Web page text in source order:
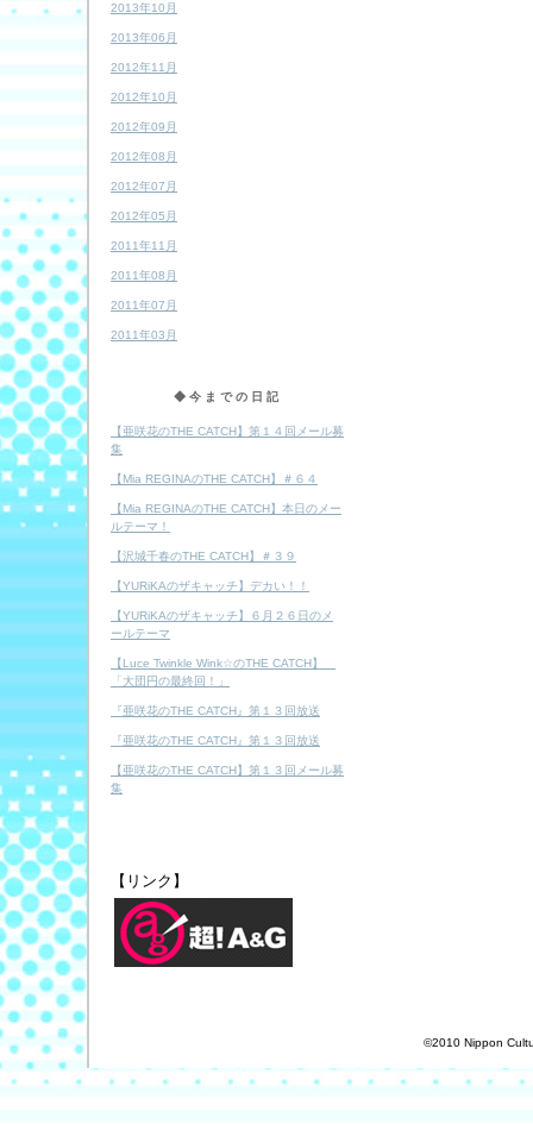
2013年10月
2013年06月
2012年11月
2012年10月
2012年09月
2012年08月
2012年07月
2012年05月
2011年11月
2011年08月
2011年07月
2011年03月
◆今までの日記
【亜咲花のTHE CATCH】第１４回メール募
集
【Mia REGINAのTHE CATCH】＃６４
【Mia REGINAのTHE CATCH】本日のメー
ルテーマ！
【沢城千春のTHE CATCH】＃３９
【YURiKAのザキャッチ】デカい！！
【YURiKAのザキャッチ】６月２６日のメ
ールテーマ
【Luce Twinkle Wink☆のTHE CATCH】
「大団円の最終回！」
『亜咲花のTHE CATCH』第１３回放送
『亜咲花のTHE CATCH』第１３回放送
【亜咲花のTHE CATCH】第１３回メール募
集
【リンク】
©2010 Nippon